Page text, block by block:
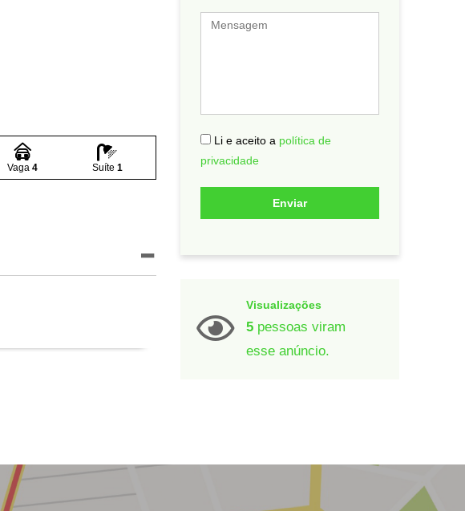
Vaga 4 Suíte 1
Mensagem
Li e aceito a política de
privacidade
Enviar
Visualizações
5 pessoas viram
esse anúncio.